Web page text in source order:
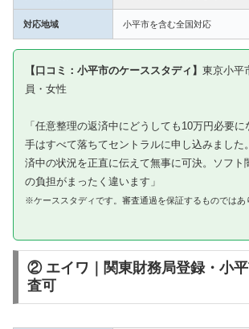
対応地域 小平市を含む全国対応
【口コミ：小平市のケーススタディ】 東京小平
員・女性
「任意整理の返済中にどうしても10万円必要
手はすべて落ちてセントラルに申し込みました
済中の状況を正直に伝えて無事に可決。ソフト
の負担がまったく違います」
※ケーススタディです。審査通過を保証するものではあ
② エイワ｜関東財務局登録・小
査可